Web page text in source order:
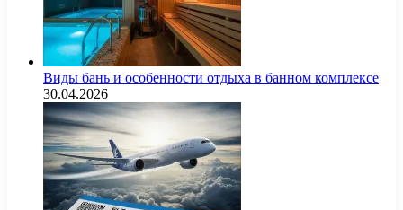
Виды бань и особенности отдыха в банном комплексе
30.04.2026